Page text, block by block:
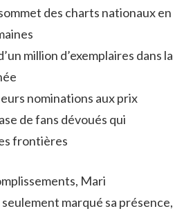
des charts nationaux en
million d’exemplaires dans la
nominations aux prix
de fans dévoués qui
frontières
Mari
marqué sa présence,